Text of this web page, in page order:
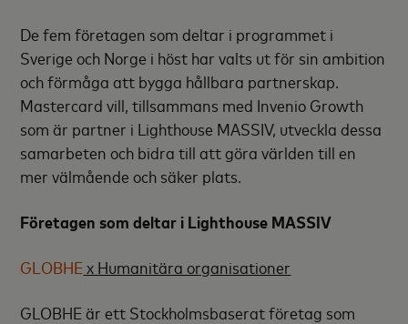
De fem företagen som deltar i programmet i
Sverige och Norge i höst har valts ut för sin ambition
och förmåga att bygga hållbara partnerskap.
Mastercard vill, tillsammans med Invenio Growth
som är partner i Lighthouse MASSIV, utveckla dessa
samarbeten och bidra till att göra världen till en
mer välmående och säker plats.
Företagen som deltar i Lighthouse MASSIV
GLOBHEx Humanitära organisationer
GLOBHE är ett Stockholmsbaserat företag som